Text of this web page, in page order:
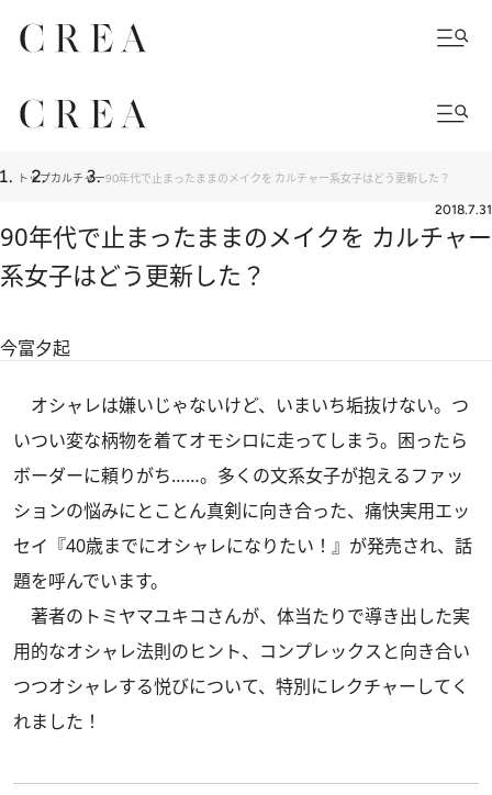
トップカルチャー90年代で止まったままのメイクを カルチャー系女子はどう更新した？
2018.7.31
90年代で止まったままのメイクを カルチャー
系女子はどう更新した？
今富夕起
オシャレは嫌いじゃないけど、いまいち垢抜けない。つ
いつい変な柄物を着てオモシロに走ってしまう。困ったら
ボーダーに頼りがち……。多くの文系女子が抱えるファッ
ションの悩みにとことん真剣に向き合った、痛快実用エッ
セイ『40歳までにオシャレになりたい！』が発売され、話
題を呼んでいます。
著者のトミヤマユキコさんが、体当たりで導き出した実
用的なオシャレ法則のヒント、コンプレックスと向き合い
つつオシャレする悦びについて、特別にレクチャーしてく
れました！